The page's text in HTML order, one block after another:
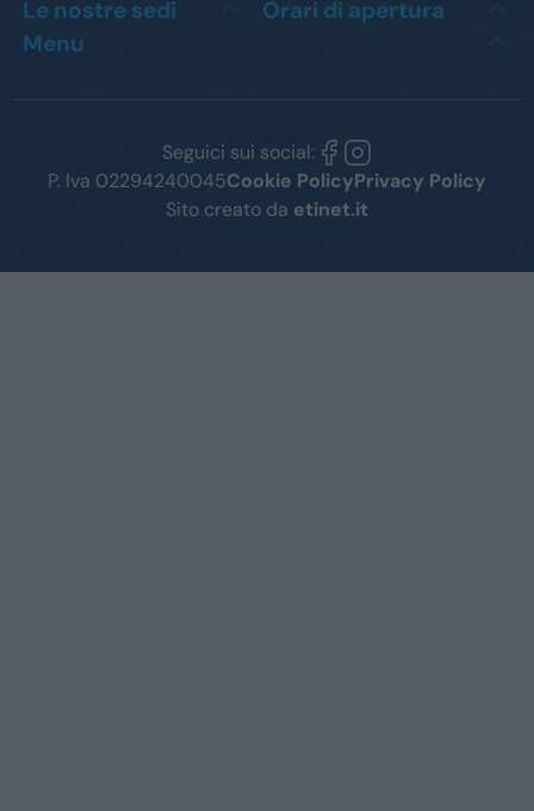
Le nostre sedi
Orari di apertura
Menu
Seguici sui social:
P. Iva 02294240045Cookie PolicyPrivacy Policy
Sito creato da etinet.it